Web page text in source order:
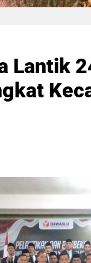
Lantik